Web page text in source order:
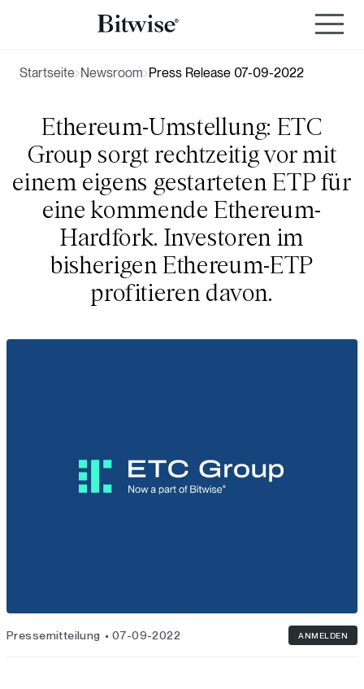
Startseite Newsroom Press Release 07-09-2022
Ethereum-Umstellung: ETC
Group sorgt rechtzeitig vor mit
einem eigens gestarteten ETP für
eine kommende Ethereum-
Hardfork. Investoren im
bisherigen Ethereum-ETP
profitieren davon.
Pressemitteilung 07-09-2022 ANMELDEN